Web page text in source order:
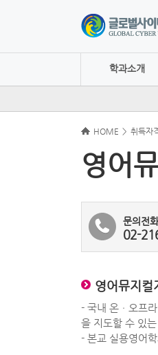
학과소개
HOME > 취득자
영어
문의전화
02-
영어뮤지
- 국내 온ㆍ오프
을 지도할 수 있
- 본교 실용영어